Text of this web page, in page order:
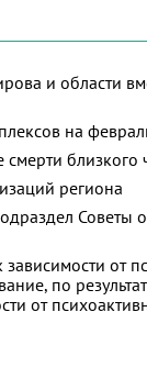
и области
на
близкого
региона
Советы
от
по
от